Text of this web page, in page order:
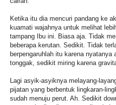
Ketika itu dia mencuri pandang ke
kuamati wajahnya untuk melihat
tampang Ibu ini. Biasa aja. Tidak
beberapa kerutan. Sedikit. Tidak
berpengaruhlah itu karena
tonggak, sedikit miring karena
Lagi asyik-asyiknya melayang-
pijatan yang berbentuk lingkaran-
sudah menuju perut. Ah. Sedikit